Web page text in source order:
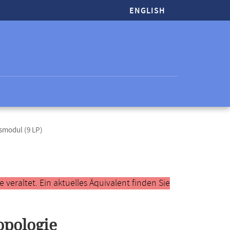
ENGLISH
(9 LP)
veraltet. Ein aktuelles Äquivalent finden Sie